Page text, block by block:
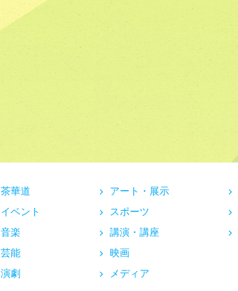
茶華道
イベント
音楽
芸能
演劇
アート・展示
スポーツ
講演・講座
映画
メディア